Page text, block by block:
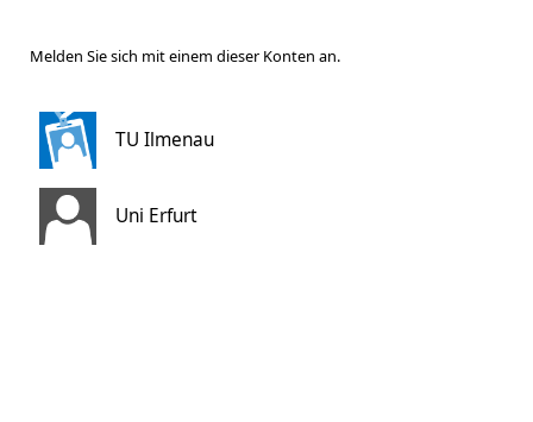
Melden Sie sich mit einem dieser Konten an.
TU Ilmenau
Uni Erfurt